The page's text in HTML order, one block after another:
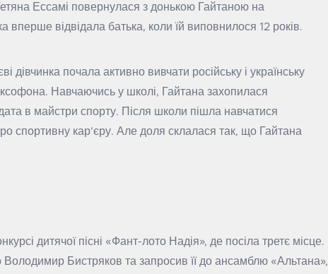
Ессамі повернулася з донькою Гайтаною на
вперше відвідала батька, коли їй виповнилося 12 років.
дівчинка почала активно вивчати російську і українську
Навчаючись у школі, Гайтана захопилася
в майстри спорту. Після школи пішла навчатися
спортивну кар’єру. Але доля склалася так, що Гайтана
дитячої пісні «Фант-лото Надія», де посіла третє місце.
Володимир Бистряков та запросив її до ансамблю «Альтана»,